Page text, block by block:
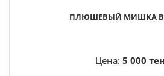
ПЛЮШЕВЫЙ МИШКА В
Цена: 5 000